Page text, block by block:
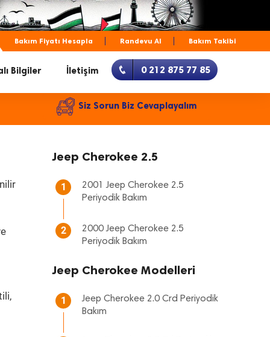
Bakım Fiyatı Hesapla Randevu Al Bakım Takibi
Bilgiler İletişim 0 212 875 77 85
Siz Sorun Biz Cevaplayalım
Jeep Cherokee 2.5
1
2001 Jeep Cherokee 2.5
Periyodik Bakım
2
2000 Jeep Cherokee 2.5
Periyodik Bakım
Jeep Cherokee Modelleri
1
Jeep Cherokee 2.0 Crd Periyodik
Bakım